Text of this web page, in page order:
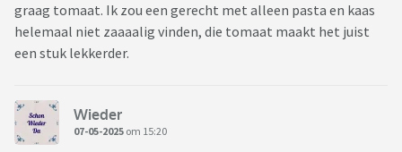
graag tomaat. Ik zou een gerecht met alleen pasta en kaas
helemaal niet zaaaalig vinden, die tomaat maakt het juist
een stuk lekkerder.
Wieder
07-05-2025 om 15:20